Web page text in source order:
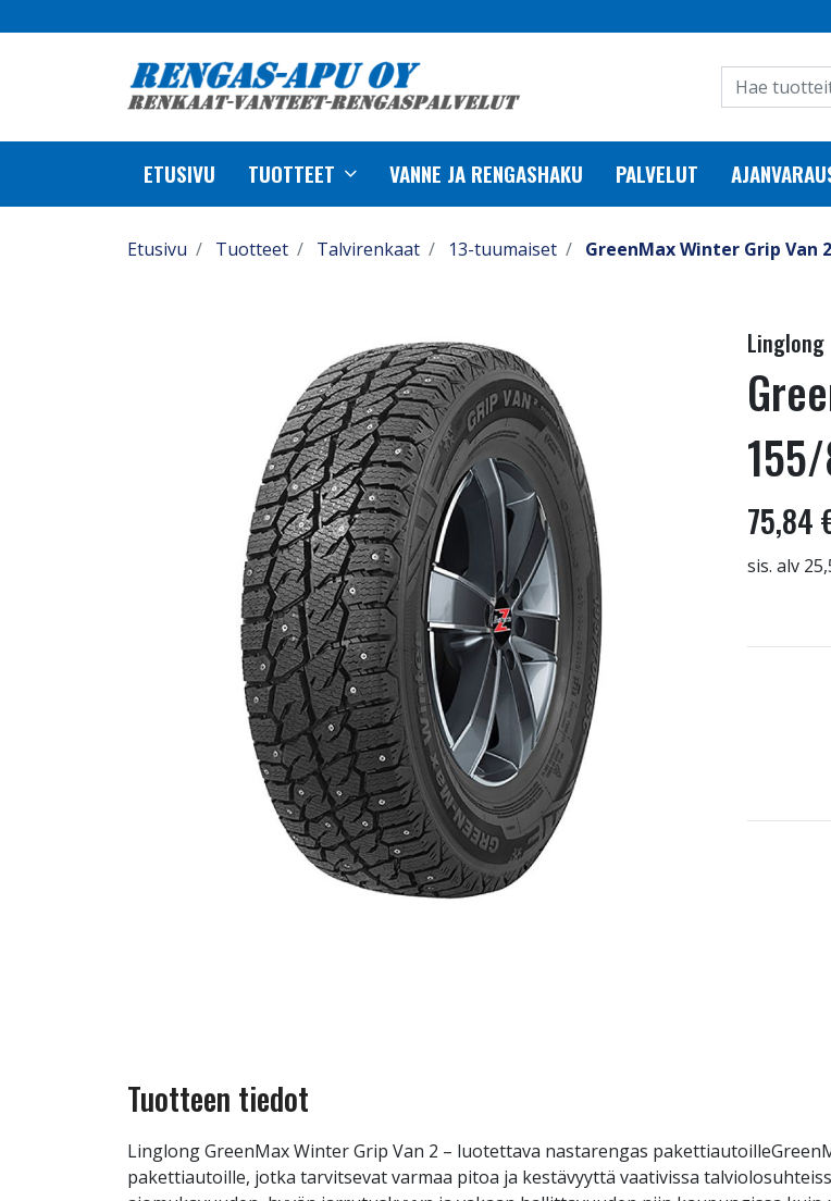
ETUSIVU TUOTTEET VANNE JA RENGASHAKU PALVELUT
Etusivu Tuotteet Talvirenkaat 13-tuumaiset GreenMax Winter Grip Van
Linglong
75,84
sis. alv
Tuotteen tiedot
Linglong GreenMax Winter Grip Van 2 – luotettava nastarengas
pakettiautoille, jotka tarvitsevat varmaa pitoa ja kestävyyttä vaativissa